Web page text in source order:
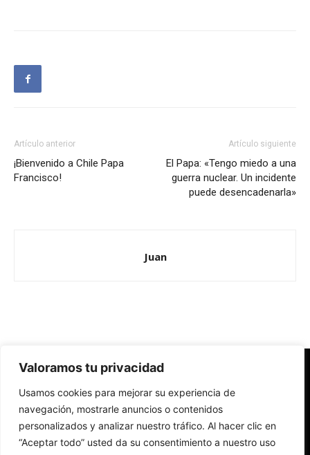
Valoramos tu privacidad
Usamos cookies para mejorar su experiencia de
navegación, mostrarle anuncios o contenidos
personalizados y analizar nuestro tráfico. Al hacer clic en
“Aceptar todo” usted da su consentimiento a nuestro uso
Artículo anterior
¡Bienvenido a Chile Papa
Francisco!
Artículo siguiente
El Papa: «Tengo miedo a una
guerra nuclear. Un incidente
puede desencadenarla»
Juan
Redes Cristianas
Una mirada alternativa sobre la Iglesia católica y la sociedad
- Colectivos de Redes Cristianas